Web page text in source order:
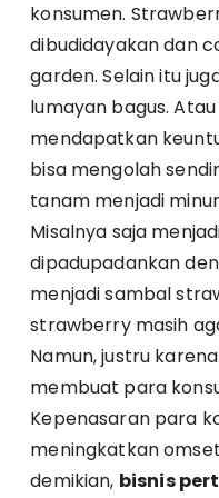
konsumen.
dibudidayakan dan
garden. Selain itu
lumayan bagus.
mendapatkan
bisa mengolah
tanam menjadi
Misalnya saja
dipadupadankan
menjadi sambal
strawberry masih
Namun, justru
membuat para
Kepenasaran para
meningkatkan
demikian, bisnis